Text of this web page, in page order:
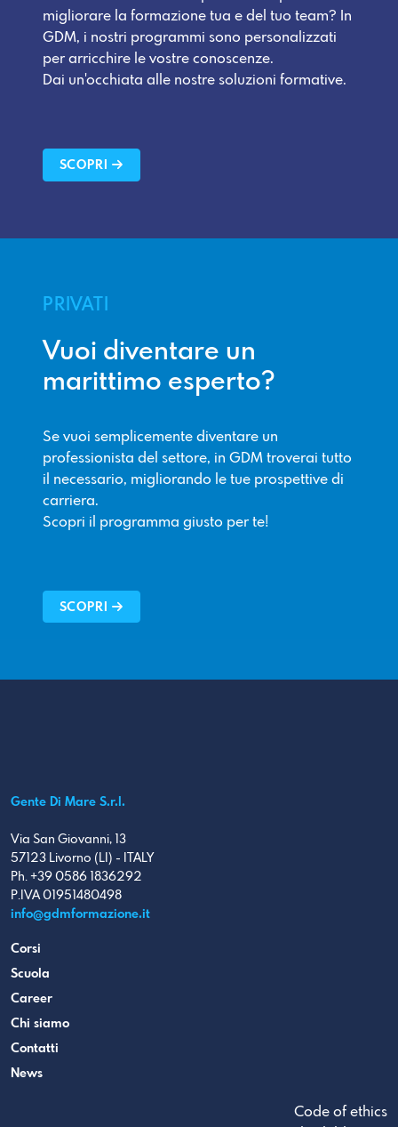
migliorare la formazione tua e del tuo team? In
GDM, i nostri programmi sono personalizzati
per arricchire le vostre conoscenze.
Dai un'occhiata alle nostre soluzioni formative.
SCOPRI
PRIVATI
Vuoi diventare un
marittimo esperto?
Se vuoi semplicemente diventare un
professionista del settore, in GDM troverai tutto
il necessario, migliorando le tue prospettive di
carriera.
Scopri il programma giusto per te!
SCOPRI
Gente Di Mare S.r.l.
Via San Giovanni, 13
57123 Livorno (LI) - ITALY
Ph. +39 0586 1836292
P.IVA 01951480498
info@gdmformazione.it
Corsi
Scuola
Career
Chi siamo
Contatti
News
Code of ethics